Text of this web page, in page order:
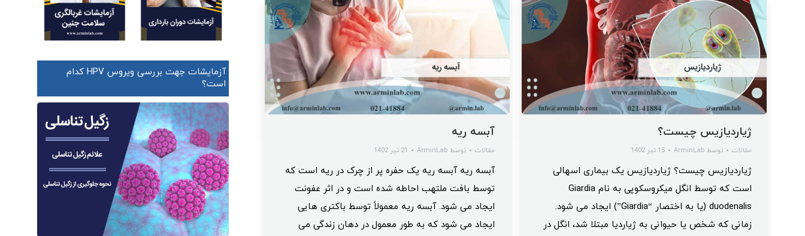
آبسه ریه
مقالات توسط ArminLab 21 تیر 1402
آبسه ریه آبسه ریه یک حفره پر از چرک در ریه است که
توسط بافت ملتهب احاطه شده است و در اثر عفونت
ایجاد می شود. آبسه ریه معمولاً توسط باکتری هایی
ایجاد می شود که به طور معمول در دهان زندگی می
ژیاردیازیس چیست؟
مقالات توسط ArminLab 15 تیر 1402
ژیاردیازیس چیست؟ ژیاردیازیس یک بیماری اسهالی
است که توسط انگل میکروسکوپی به نام Giardia
duodenalis (یا به اختصار “Giardia”) ایجاد می شود.
زمانی که شخص یا حیوانی به ژیاردیا مبتلا شد، انگل در
آزمایشات جهت بررسی ویروس HPV کدام
است؟